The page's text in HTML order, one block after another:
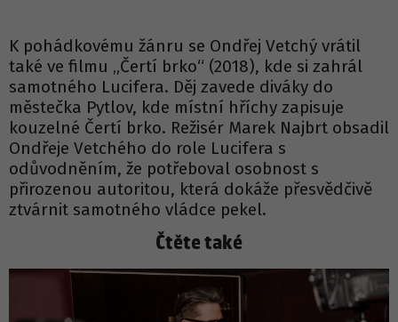
K pohádkovému žánru se Ondřej Vetchý vrátil
také ve filmu „Čertí brko“ (2018), kde si zahrál
samotného Lucifera. Děj zavede diváky do
městečka Pytlov, kde místní hříchy zapisuje
kouzelné Čertí brko. Režisér Marek Najbrt obsadil
Ondřeje Vetchého do role Lucifera s
odůvodněním, že potřeboval osobnost s
přirozenou autoritou, která dokáže přesvědčivě
ztvárnit samotného vládce pekel.
Čtěte také